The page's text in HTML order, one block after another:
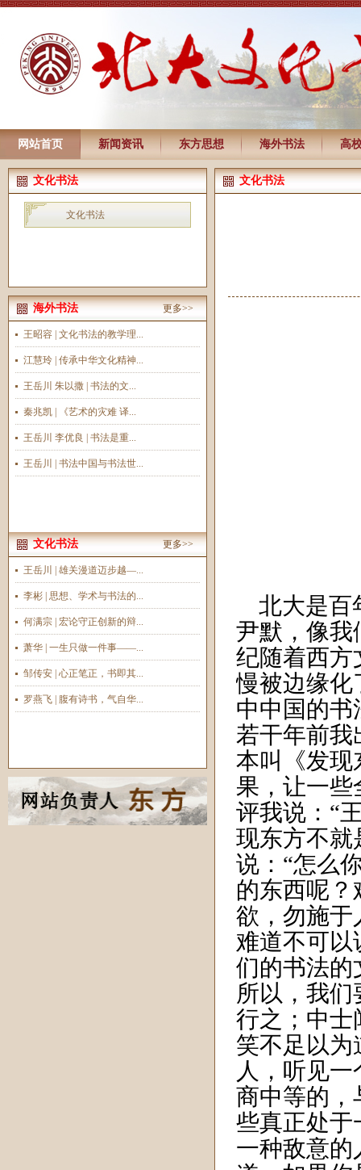
网站首页 新闻资讯 东方思想 海外书法 高
文化书法
文化书法
海外书法 更多>>
王昭容 | 文化书法的教学理...
江慧玲 | 传承中华文化精神...
王岳川 朱以撒 | 书法的文...
秦兆凯 | 《艺术的灾难 译...
王岳川 李优良 | 书法是重...
王岳川 | 书法中国与书法世...
文化书法 更多>>
王岳川 | 雄关漫道迈步越—...
李彬 | 思想、学术与书法的...
何满宗 | 宏论守正创新的辩...
萧华 | 一生只做一件事——...
邹传安 | 心正笔正，书即其...
罗燕飞 | 腹有诗书，气自华...
文化书法
北大是百
尹默，像我
纪随着西方
慢被边缘化
中中国的书
若干年前我
本叫《发现
果，让一些
评我说：“
现东方不就
说：“怎么
的东西呢？
欲，勿施于
难道不可以
们的书法的
所以，我
行之；中士
笑不足以为
人，听见
商中等的，
些真正处于
一种敌意的